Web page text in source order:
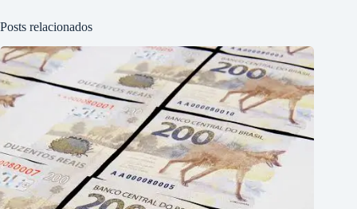
Posts relacionados